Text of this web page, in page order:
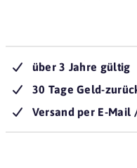
über 3 Jahre gültig
30 Tage Geld-
Versand per E-Mail